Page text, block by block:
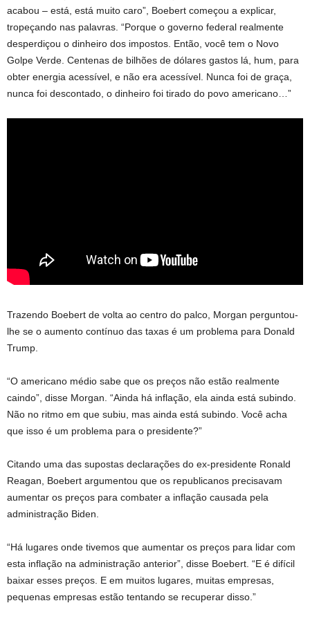
acabou – está, está muito caro”, Boebert começou a explicar,
tropeçando nas palavras. “Porque o governo federal realmente
desperdiçou o dinheiro dos impostos. Então, você tem o Novo
Golpe Verde. Centenas de bilhões de dólares gastos lá, hum, para
obter energia acessível, e não era acessível. Nunca foi de graça,
nunca foi descontado, o dinheiro foi tirado do povo americano…”
Trazendo Boebert de volta ao centro do palco, Morgan perguntou-
lhe se o aumento contínuo das taxas é um problema para Donald
Trump.
“O americano médio sabe que os preços não estão realmente
caindo”, disse Morgan. “Ainda há inflação, ela ainda está subindo.
Não no ritmo em que subiu, mas ainda está subindo. Você acha
que isso é um problema para o presidente?”
Citando uma das supostas declarações do ex-presidente Ronald
Reagan, Boebert argumentou que os republicanos precisavam
aumentar os preços para combater a inflação causada pela
administração Biden.
“Há lugares onde tivemos que aumentar os preços para lidar com
esta inflação na administração anterior”, disse Boebert. “E é difícil
baixar esses preços. E em muitos lugares, muitas empresas,
pequenas empresas estão tentando se recuperar disso.”